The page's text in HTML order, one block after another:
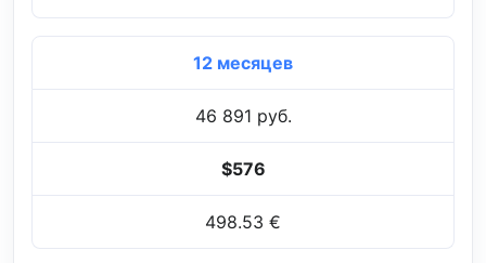
12 месяцев
46 891 руб.
$576
498.53 €